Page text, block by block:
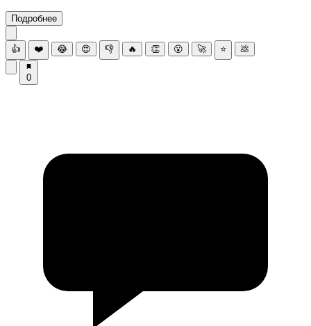
Подробнее
👍 ❤️ 😂 😍 👎 🔥 👏 😮 🚀 ⭐ 💩
0